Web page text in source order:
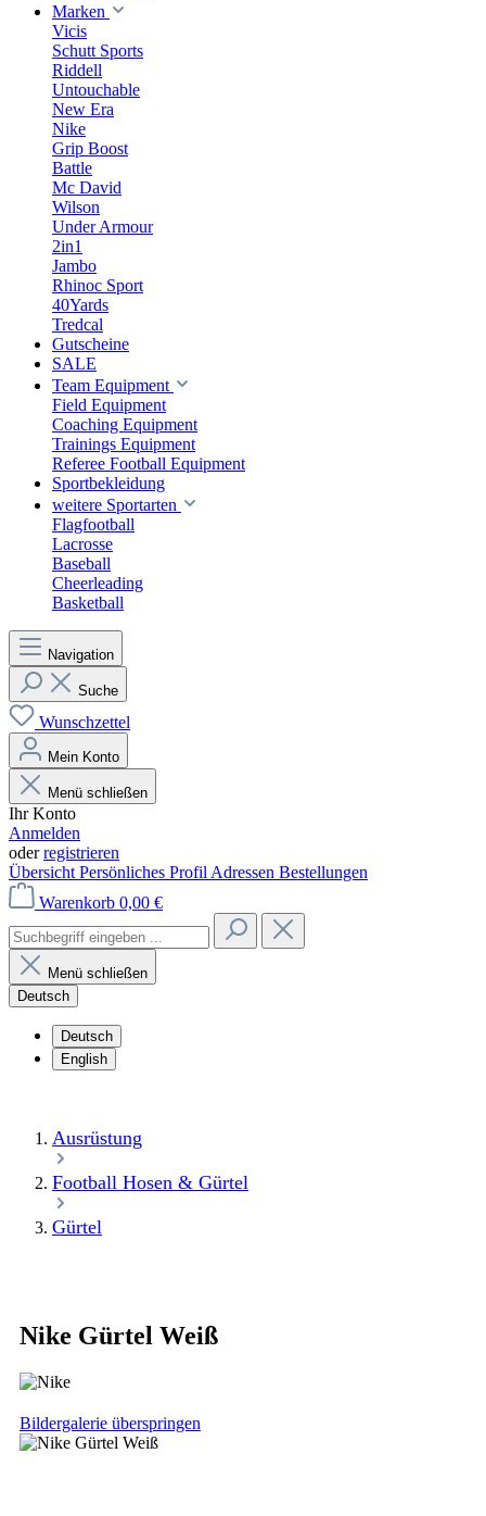
Marken
Vicis
Schutt Sports
Riddell
Untouchable
New Era
Nike
Grip Boost
Battle
Mc David
Wilson
Under Armour
2in1
Jambo
Rhinoc Sport
40Yards
Tredcal
Gutscheine
SALE
Team Equipment
Field Equipment
Coaching Equipment
Trainings Equipment
Referee Football Equipment
Sportbekleidung
weitere Sportarten
Flagfootball
Lacrosse
Baseball
Cheerleading
Basketball
Navigation
Suche
Wunschzettel
Mein Konto
Menü schließen
Ihr Konto
Anmelden
oderregistrieren
Übersicht Persönliches Profil Adressen Bestellungen
Warenkorb 0,00 €
Menü schließen
Deutsch
Deutsch
English
Ausrüstung
Football Hosen & Gürtel
Gürtel
Nike Gürtel Weiß
Bildergalerie überspringen